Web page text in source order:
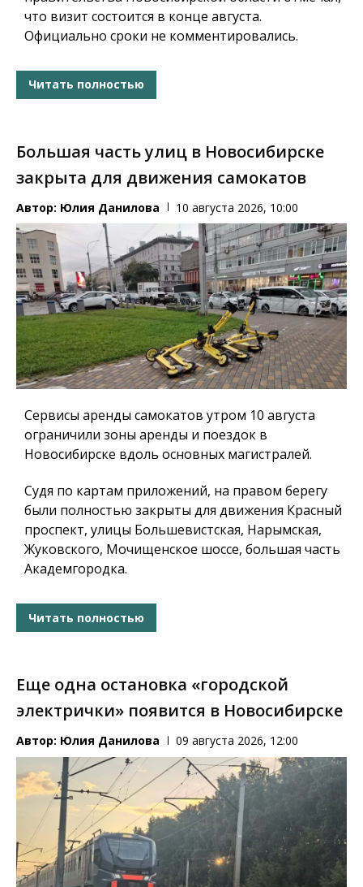
что визит состоится в конце августа.
Официально сроки не комментировались.
Читать полностью
Большая часть улиц в Новосибирске
закрыта для движения самокатов
Автор: Юлия Данилова 10 августа 2026, 10:00
Сервисы аренды самокатов утром 10 августа
ограничили зоны аренды и поездок в
Новосибирске вдоль основных магистралей.
Судя по картам приложений, на правом берегу
были полностью закрыты для движения Красный
проспект, улицы Большевистская, Нарымская,
Жуковского, Мочищенское шоссе, большая часть
Академгородка.
Читать полностью
Еще одна остановка «городской
электрички» появится в Новосибирске
Автор: Юлия Данилова 09 августа 2026, 12:00